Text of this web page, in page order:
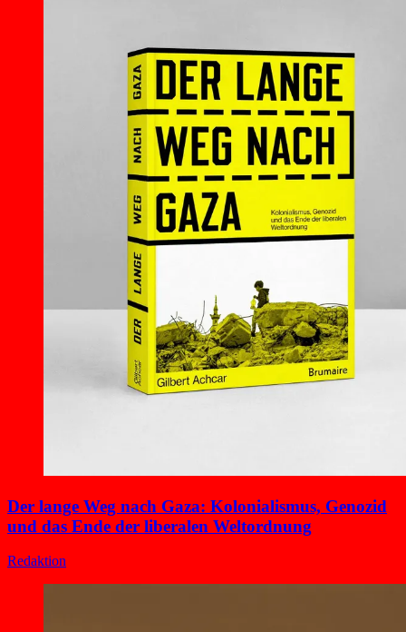
Der lange Weg nach Gaza: Kolonialismus, Genozid
und das Ende der liberalen Weltordnung
Redaktion